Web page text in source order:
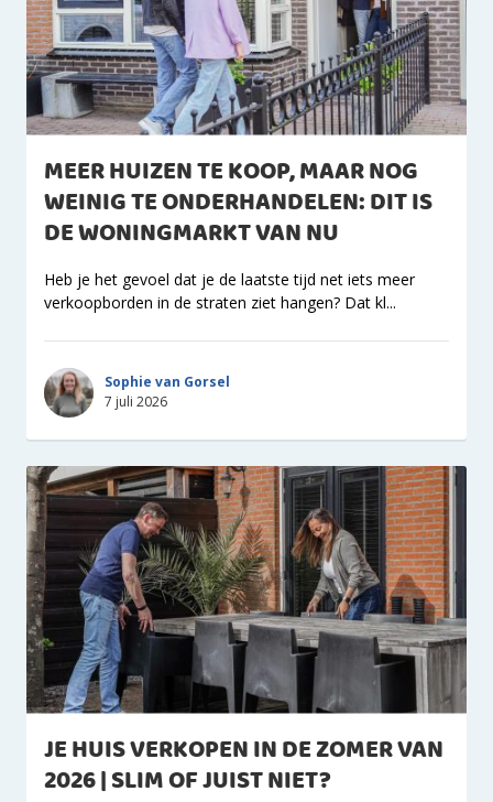
MEER HUIZEN TE KOOP, MAAR NOG
WEINIG TE ONDERHANDELEN: DIT IS
DE WONINGMARKT VAN NU
Heb je het gevoel dat je de laatste tijd net iets meer
verkoopborden in de straten ziet hangen? Dat kl...
Sophie van Gorsel
7 juli 2026
JE HUIS VERKOPEN IN DE ZOMER VAN
2026 | SLIM OF JUIST NIET?